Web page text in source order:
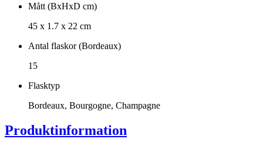
Mått (BxHxD cm)
45 x 1.7 x 22 cm
Antal flaskor (Bordeaux)
15
Flasktyp
Bordeaux, Bourgogne, Champagne
Produktinformation